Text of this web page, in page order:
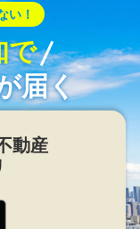
い！
で
届く
動産